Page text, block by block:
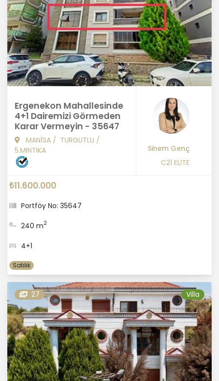
Ergenekon Mahallesinde
4+1 Dairemizi Görmeden
Karar Vermeyin - 35647
MANİSA / TURGUTLU /
5.MINTIKA
Sinem Genç
C21 ELITE
₺11.600.000
Portföy No: 35647
240 m2
4+1
Satılık
27 Villa